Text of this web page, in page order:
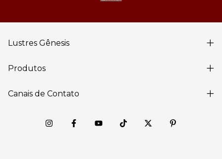
Lustres Gênesis
Produtos
Canais de Contato